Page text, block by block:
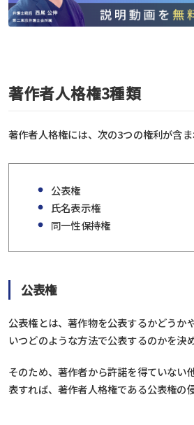
著作者人格権3種類
著作者人格権には、次の3つの権利が含ま
公表権
氏名表示権
同一性保持権
公表権
公表権とは、著作物を公表するかどうか
いつどのような方法で公表するのかを決
そのため、著作者から許諾を得ていない
表すれば、著作者人格権である公表権の